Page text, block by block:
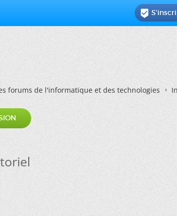

forums de l'informatique et des technologies